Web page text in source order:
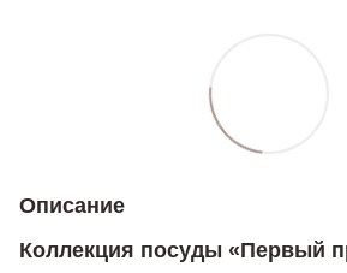
Описание
Коллекция посуды «Первый